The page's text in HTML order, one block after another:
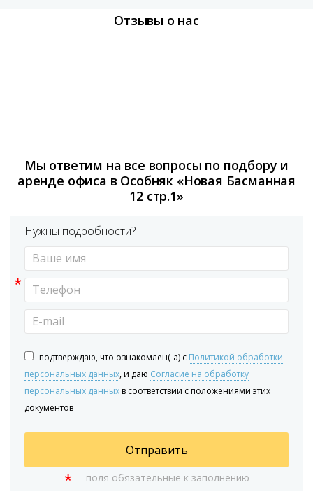
Отзывы о нас
Мы ответим на все вопросы по подбору и
аренде офиса в Особняк «Новая Басманная
12 стр.1»
Нужны подробности?
*
подтверждаю, что ознакомлен(-а) с Политикой обработки
персональных данных, и даю Согласие на обработку
персональных данныхв соответствии с положениями этих
документов
Отправить
* – поля обязательные к заполнению